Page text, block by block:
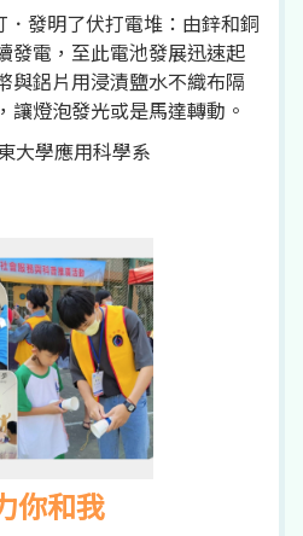
發明了伏打電堆：由鋅和銅
發電，至此電池發展迅速起
與鋁片用浸漬鹽水不織布隔
讓燈泡發光或是馬達轉動。
大學應用科學系
你和我